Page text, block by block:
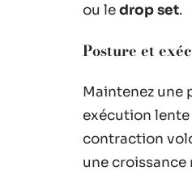
ou ledrop set.
Posture et
Maintenez une
exécution lente
contraction
une